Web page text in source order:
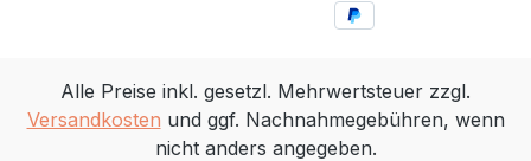
Alle Preise inkl. gesetzl. Mehrwertsteuer zzgl.
Versandkosten und ggf. Nachnahmegebühren, wenn
nicht anders angegeben.